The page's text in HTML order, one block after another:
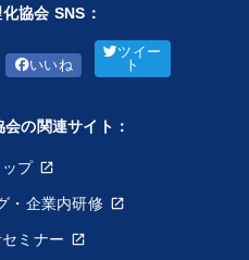
協会 SNS：
いいね
ツイー
ト
の関連サイト：
プ
・企業内研修
ミナー